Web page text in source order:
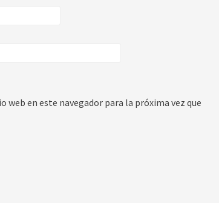
en este navegador para la próxima vez que